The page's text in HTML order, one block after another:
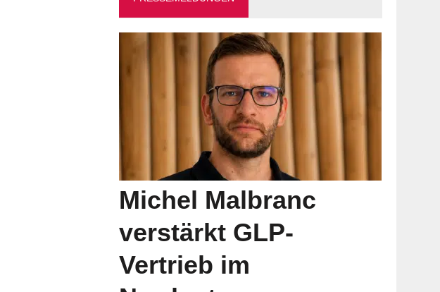
Michel Malbranc
verstärkt GLP-
Vertrieb im